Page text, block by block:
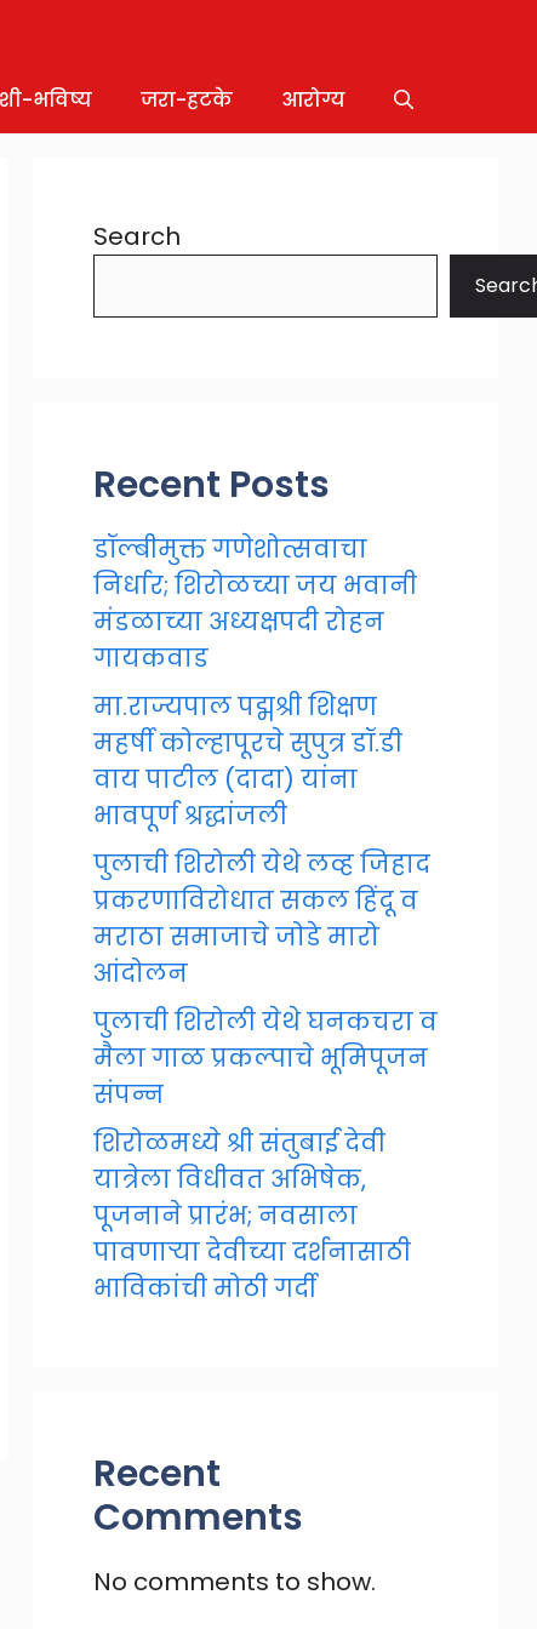
भविष्य जरा-हटके आरोग्य
Search
Recent Posts
डॉल्बीमुक्त गणेशोत्सवाचा
निर्धार; शिरोळच्या जय भवानी
मंडळाच्या अध्यक्षपदी रोहन
गायकवाड
मा.राज्यपाल पद्मश्री शिक्षण
महर्षी कोल्हापूरचे सुपुत्र डॉ.डी
वाय पाटील (दादा) यांना
भावपूर्ण श्रद्धांजली
पुलाची शिरोली येथे लव्ह जिहाद
प्रकरणाविरोधात सकल हिंदू व
मराठा समाजाचे जोडे मारो
आंदोलन
पुलाची शिरोली येथे घनकचरा व
मैला गाळ प्रकल्पाचे भूमिपूजन
संपन्न
शिरोळमध्ये श्री संतुबाई देवी
यात्रेला विधीवत अभिषेक,
पूजनाने प्रारंभ; नवसाला
पावणाऱ्या देवीच्या दर्शनासाठी
भाविकांची मोठी गर्दी
Recent
Comments
No comments to show.